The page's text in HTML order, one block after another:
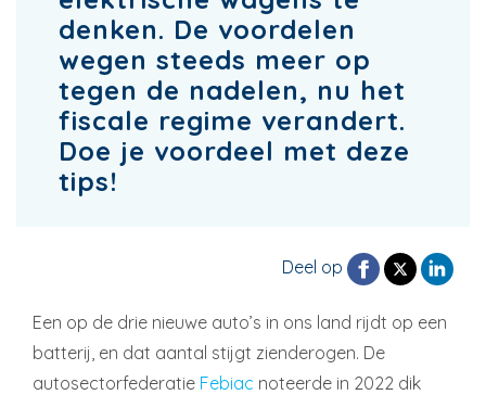
denken. De voordelen
wegen steeds meer op
tegen de nadelen, nu het
fiscale regime verandert.
Doe je voordeel met deze
tips!
Deel op
Een op de drie nieuwe auto’s in ons land rijdt op een
batterij, en dat aantal stijgt zienderogen. De
autosectorfederatie Febiac noteerde in 2022 dik